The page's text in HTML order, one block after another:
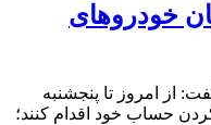
خودروهای
از امروز تا پنجشنبه
حساب خود اقدام کنند؛